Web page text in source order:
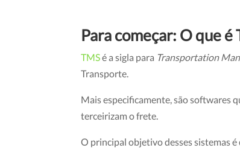
Para começar: O que é
TMSé a sigla para Transportation
Transporte.
Mais especificamente, são softwares
terceirizam o frete.
O principal objetivo desses sistemas